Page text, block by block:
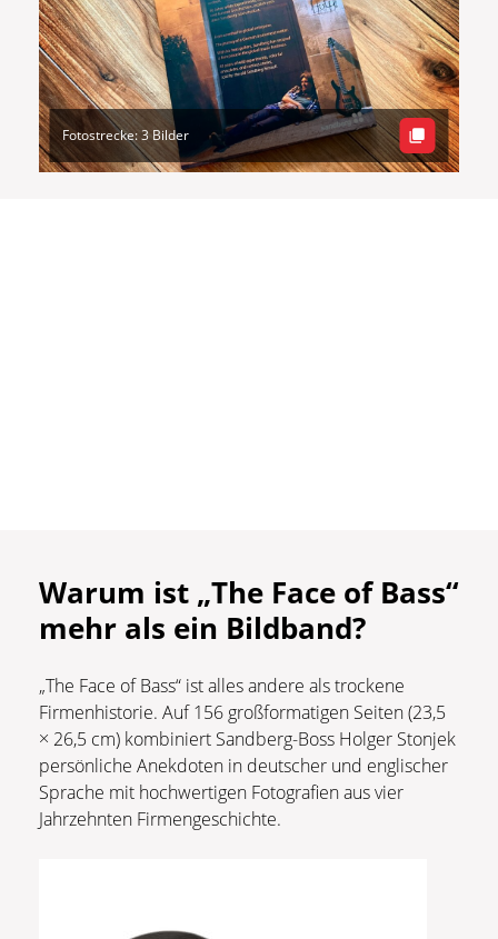
Fotostrecke: 3 Bilder
Warum ist „The Face of Bass“
mehr als ein Bildband?
„The Face of Bass“ ist alles andere als trockene
Firmenhistorie. Auf 156 großformatigen Seiten (23,5
× 26,5 cm) kombiniert Sandberg-Boss Holger Stonjek
persönliche Anekdoten in deutscher und englischer
Sprache mit hochwertigen Fotografien aus vier
Jahrzehnten Firmengeschichte.